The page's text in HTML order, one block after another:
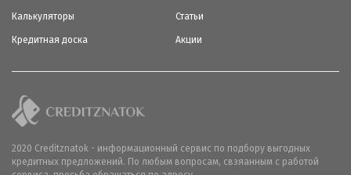
Калькуляторы
Кредитная доска
Статьи
Акции
2020 Creditznatok - информационный сервис по подбору выгодных
кредитных предложений. По любым вопросам, свзяанным с работой